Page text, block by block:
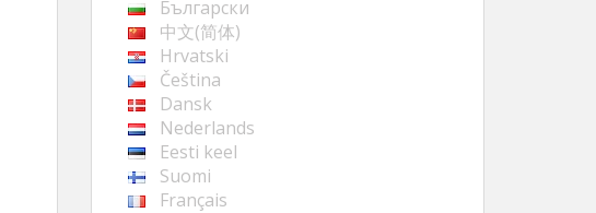
Български
中文(简体)
Hrvatski
Čeština
Dansk
Nederlands
Eesti keel
Suomi
Français